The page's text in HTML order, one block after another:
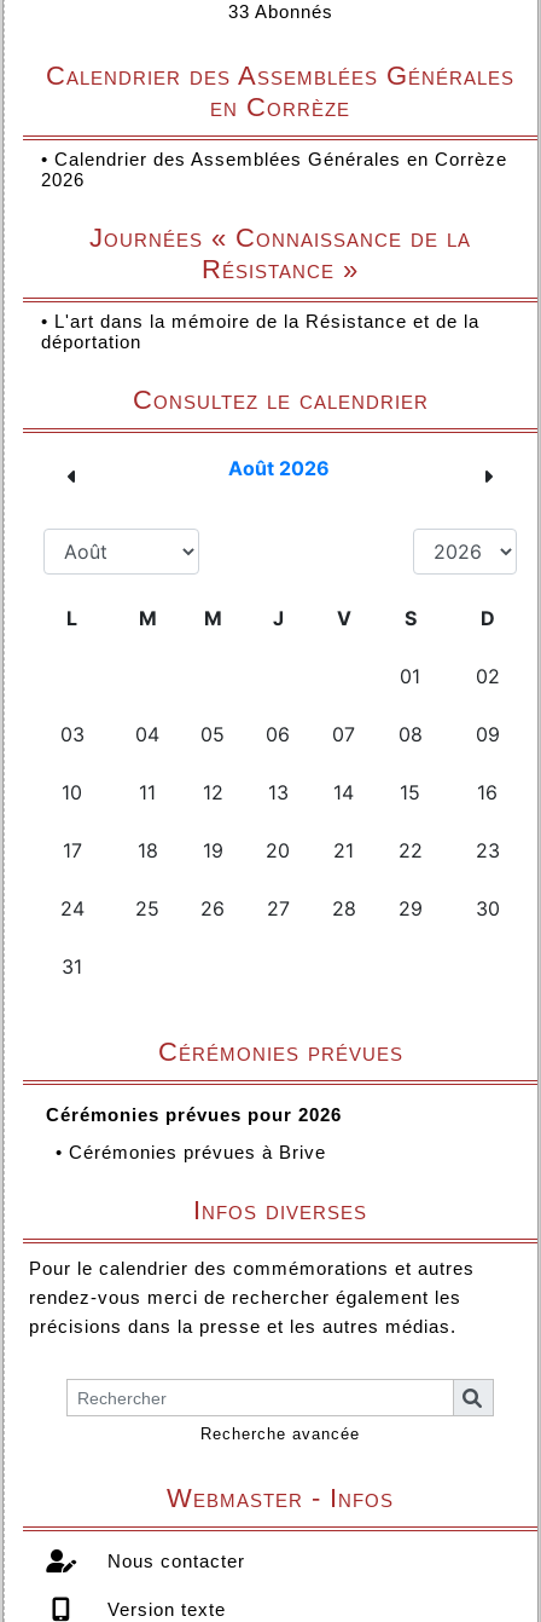
33 Abonnés
Calendrier des Assemblées Générales
en Corrèze
• Calendrier des Assemblées Générales en Corrèze
2026
Journées « Connaissance de la
Résistance »
• L'art dans la mémoire de la Résistance et de la
déportation
Consultez le calendrier
Cérémonies prévues
Cérémonies prévues pour 2026
• Cérémonies prévues à Brive
Infos diverses
Pour le calendrier des commémorations et autres
rendez-vous merci de rechercher également les
précisions dans la presse et les autres médias.
Recherche avancée
Webmaster - Infos
Nous contacter
Version texte